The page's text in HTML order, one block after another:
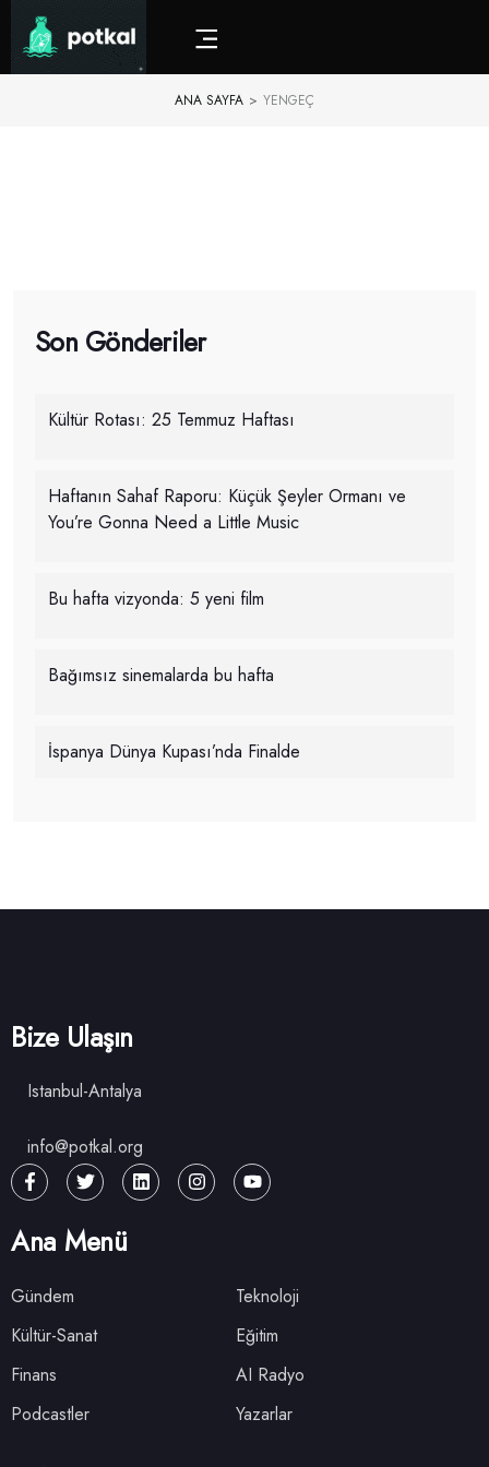
ANA SAYFA > YENGEÇ
Son Gönderiler
Kültür Rotası: 25 Temmuz Haftası
Haftanın Sahaf Raporu: Küçük Şeyler Ormanı ve
You’re Gonna Need a Little Music
Bu hafta vizyonda: 5 yeni film
Bağımsız sinemalarda bu hafta
İspanya Dünya Kupası’nda Finalde
Bize Ulaşın
Istanbul-Antalya
info@potkal.org
Ana Menü
Gündem
Teknoloji
Kültür-Sanat
Eğitim
Finans
AI Radyo
Podcastler
Yazarlar